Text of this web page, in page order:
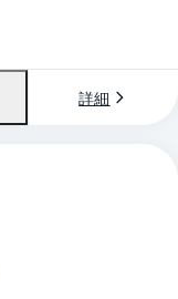
詳細
間取り